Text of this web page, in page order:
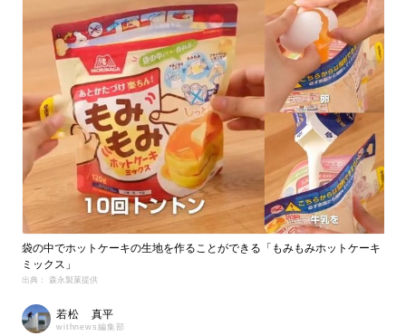
袋の中でホットケーキの生地を作ることができる「もみもみホットケーキ
ミックス」
出典： 森永製菓提供
若松 真平
withnews編集部